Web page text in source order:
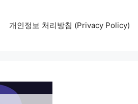
개인정보 처리방침 (Privacy Policy)